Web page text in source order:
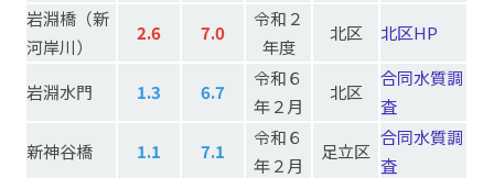
岩淵橋 （新
河岸川）
2.6 7.0
令和２
年度
北区 北区HP
岩淵水門 1.3 6.7
令和６
年２月
北区
合同水質調
査
新神谷橋
1.1 7.1
令和６
年２月
足立区
合同水質調
査